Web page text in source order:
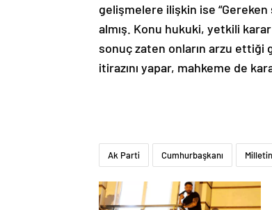
gelişmelere ilişkin ise
almış. Konu hukuki, yetkili
sonuç zaten onların arzu ettiği
itirazını yapar, mahkeme de
Ak Parti Cumhurbaşkanı Milletin